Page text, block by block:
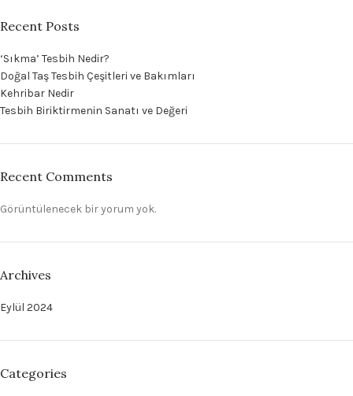
Recent Posts
‘Sıkma’ Tesbih Nedir?
Doğal Taş Tesbih Çeşitleri ve Bakımları
Kehribar Nedir
Tesbih Biriktirmenin Sanatı ve Değeri
Recent Comments
Görüntülenecek bir yorum yok.
Archives
Eylül 2024
Categories